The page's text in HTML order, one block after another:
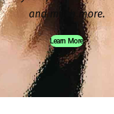
and much more.
Learn More